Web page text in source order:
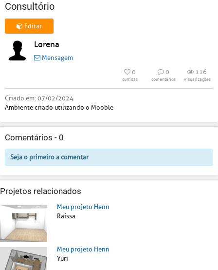
Consultório
Editar
Lorena
Mensagem
0
curtidas
0
comentários
116
visualizações
Criado em:07/02/2024
Ambiente criado utilizando o Mooble
Comentários - 0
Seja o primeiro a comentar
Projetos relacionados
Meu projeto Henn
Raíssa
Meu projeto Henn
Yuri